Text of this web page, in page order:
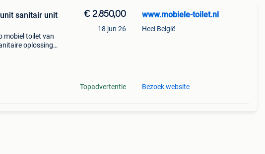
sanitair unit
mobiel toilet van
oplossing
€ 2.850,00
18 jun 26
Topadvertentie
www.mobiele-toilet.nl
Heel België
Bezoek website